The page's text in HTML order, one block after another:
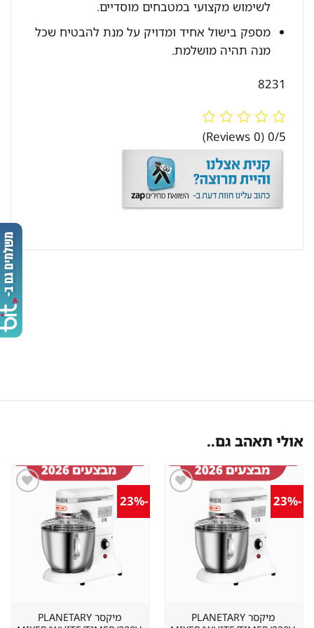
לשימוש מקצועי במטבחים מוסדיים.
מספק בישול אחיד ומדויק על מנת להבטיח שכל
מנה תהיה מושלמת.
8231
0/5
(0 Reviews)
אולי תאהב גם..
במועדפים
מיקסר PLANETARY
במועדפים
מיקסר PLANETARY